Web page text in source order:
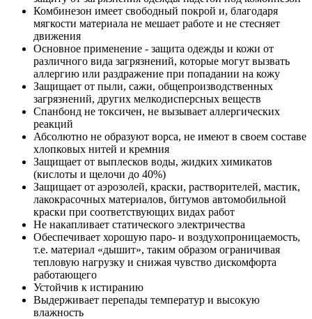
Комбинезон имеет свободный покрой и, благодаря
мягкости материала не мешает работе и не стесняет
движения
Основное применение ‑ защита одежды и кожи от
различного вида загрязнений, которые могут вызвать
аллергию или раздражение при попадании на кожу
Защищает от пыли, сажи, общепроизводственных
загрязнений, других мелкодисперсных веществ
Спанбонд не токсичен, не вызывает аллергических
реакций
Абсолютно не образуют ворса, не имеют в своем составе
хлопковых нитей и кремния
Защищает от выплесков воды, жидких химикатов
(кислоты и щелочи до 40%)
Защищает от аэрозолей, краски, растворителей, мастик,
лакокрасочных материалов, битумов автомобильной
краски при соответствующих видах работ
Не накапливает статического электричества
Обеспечивает хорошую паро- и воздухопроницаемость,
т.е. материал «дышит», таким образом ограничивая
тепловую нагрузку и снижая чувство дискомфорта
работающего
Устойчив к истиранию
Выдерживает перепады температур и высокую
влажность